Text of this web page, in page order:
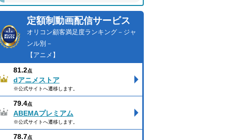
定額制動画配信サービス
オリコン顧客満足度ランキング－ジャ
ンル別－
【アニメ】
81.2点
dアニメストア
※公式サイトへ遷移します。
79.4点
ABEMAプレミアム
※公式サイトへ遷移します。
78.7点